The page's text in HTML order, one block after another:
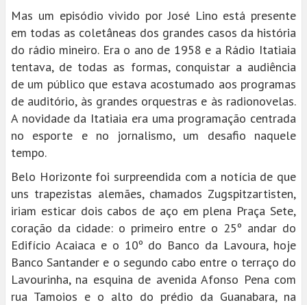
Mas um episódio vivido por José Lino está presente
em todas as coletâneas dos grandes casos da história
do rádio mineiro. Era o ano de 1958 e a Rádio Itatiaia
tentava, de todas as formas, conquistar a audiência
de um público que estava acostumado aos programas
de auditório, às grandes orquestras e às radionovelas.
A novidade da Itatiaia era uma programação centrada
no esporte e no jornalismo, um desafio naquele
tempo.
Belo Horizonte foi surpreendida com a notícia de que
uns trapezistas alemães, chamados Zugspitzartisten,
iriam esticar dois cabos de aço em plena Praça Sete,
coração da cidade: o primeiro entre o 25º andar do
Edifício Acaiaca e o 10º do Banco da Lavoura, hoje
Banco Santander e o segundo cabo entre o terraço do
Lavourinha, na esquina de avenida Afonso Pena com
rua Tamoios e o alto do prédio da Guanabara, na